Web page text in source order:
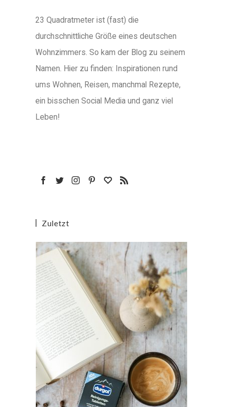
23 Quadratmeter ist (fast) die
durchschnittliche Größe eines deutschen
Wohnzimmers. So kam der Blog zu seinem
Namen. Hier zu finden: Inspirationen rund
ums Wohnen, Reisen, manchmal Rezepte,
ein bisschen Social Media und ganz viel
Leben!
Zuletzt